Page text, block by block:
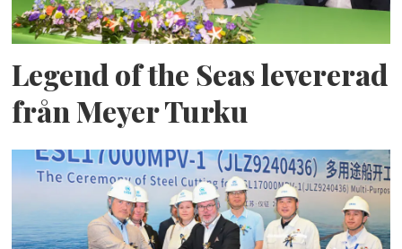
Legend of the Seas levererad
från Meyer Turku